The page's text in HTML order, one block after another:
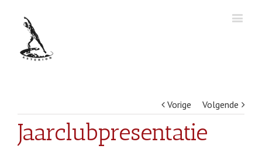
Vorige Volgende
Jaarclubpresentatie